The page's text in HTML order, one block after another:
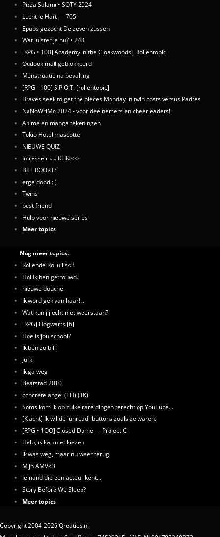
Pizza Salami • SOTY 2024
Lucht je Hart — 705
Epubs gezocht De zeven zussen
Wat luister je nu? • 248
[RPG • 100] Academy in the Cloakwoods| Rollentopic
Outlook mail geblokkeerd
Menstruatie na bevalling
[RPG - 100] S.P.O.T. [rollentopic]
Braves seek to get the pieces Monday in twin costs versus Padres
NaNoWriMo 2024 - voor deelnemers en cheerleaders!
Anime en manga tekeningen
Tokio Hotel mascotte
NIEUWE QUIZ
Intresse in.... KLIK>>>
BILL ROOKT?
erge dood :'(
Twins
best friend
Hulp voor nieuwe series
Meer topics
Nog meer topics:
Rollende Rolluiiis<3
Hoi.Ik ben getrouwd.
nieuwe douche.
Ik word gek van haar!...
Wat kun jij echt niet weerstaan?
[RPG] Hogwarts [6]
Hoe is jou school?
Ik ben zo blij!
Jurk
Ik ga weg
Beatstad 2010
concrete angel (TH) (TK)
Soms kom ik op zulke rare dingen terecht op YouTube...
[Klacht] Ik wil de 'unread'-buttons zoals ze waren.
[RPG • 1OO] Closed Dome — Project C
Help, ik kan niet kiezen
Ik was weg, maar nu weer terug
Mijn AMV<3
Iemand die een acteur kent...
Story Before We Sleep?
Meer topics
Copyright 2004-2026 Qreaties.nl